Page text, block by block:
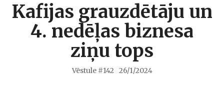
Kafijas grauzdētāju un
4. nedēļas biznesa
ziņu tops
Vēstule #142 26/1/2024